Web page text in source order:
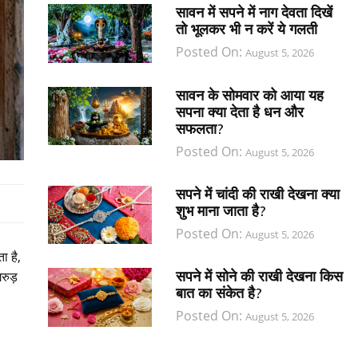
है,
सावन में सपने में नाग देवता दिखें
तो भूलकर भी न करें ये गलती
Posted On:August 5, 2026
सावन के सोमवार को आया यह
सपना क्या देता है धन और
सफलता?
Posted On:August 5, 2026
सपने में चांदी की राखी देखना क्या
शुभ माना जाता है?
Posted On:August 5, 2026
सपने में सोने की राखी देखना किस
बात का संकेत है?
Posted On:August 5, 2026